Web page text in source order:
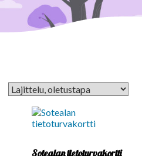
Sotealan tietoturvakortti